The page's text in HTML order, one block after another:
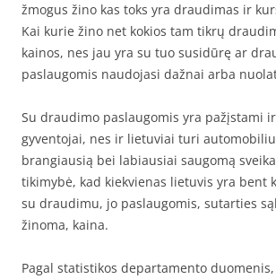
žmogus žino kas toks yra draudimas ir
Kai kurie žino net kokios tam tikrų
kainos, nes jau yra su tuo susidūrę ar
paslaugomis naudojasi dažnai arba
Su draudimo paslaugomis yra pažįstami
gyventojai, nes ir lietuviai turi
brangiausią bei labiausiai saugomą
tikimybė, kad kiekvienas lietuvis yra bent
su draudimu, jo paslaugomis, sutarties
žinoma, kaina.
Pagal statistikos departamento